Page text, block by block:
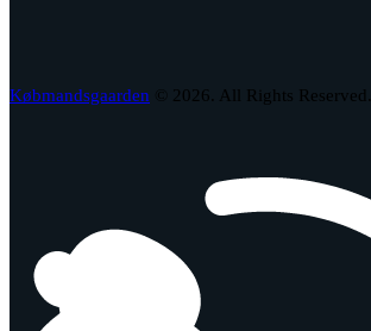
Købmandsgaarden © 2026. All Rights Reserved.